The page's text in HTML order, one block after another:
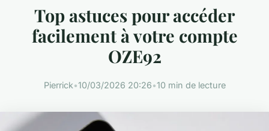
Top astuces pour accéder
facilement à votre compte
OZE92
Pierrick•10/03/2026 20:26•10 min de lecture